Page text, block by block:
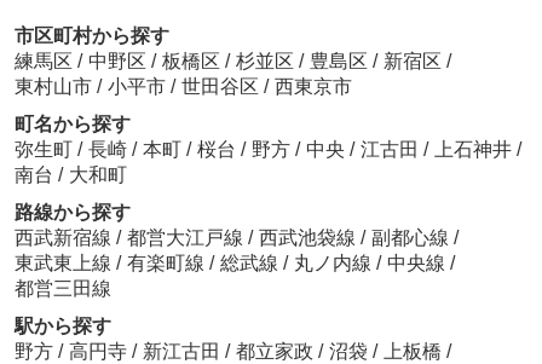
市区町村から探す
練馬区 / 中野区 / 板橋区 / 杉並区 / 豊島区 / 新宿区 /
東村山市 / 小平市 / 世田谷区 / 西東京市
町名から探す
弥生町 / 長崎 / 本町 / 桜台 / 野方 / 中央 / 江古田 / 上石神井 /
南台 / 大和町
路線から探す
西武新宿線 / 都営大江戸線 / 西武池袋線 / 副都心線 /
東武東上線 / 有楽町線 / 総武線 / 丸ノ内線 / 中央線 /
都営三田線
駅から探す
野方 / 高円寺 / 新江古田 / 都立家政 / 沼袋 / 上板橋 /